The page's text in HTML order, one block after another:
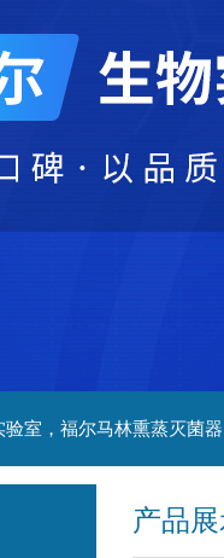
产品